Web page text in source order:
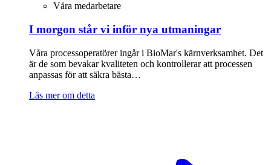
Våra medarbetare
I morgon står vi inför nya utmaningar
Våra processoperatörer ingår i BioMar's kärnverksamhet. Det
är de som bevakar kvaliteten och kontrollerar att processen
anpassas för att säkra bästa…
Läs mer om detta